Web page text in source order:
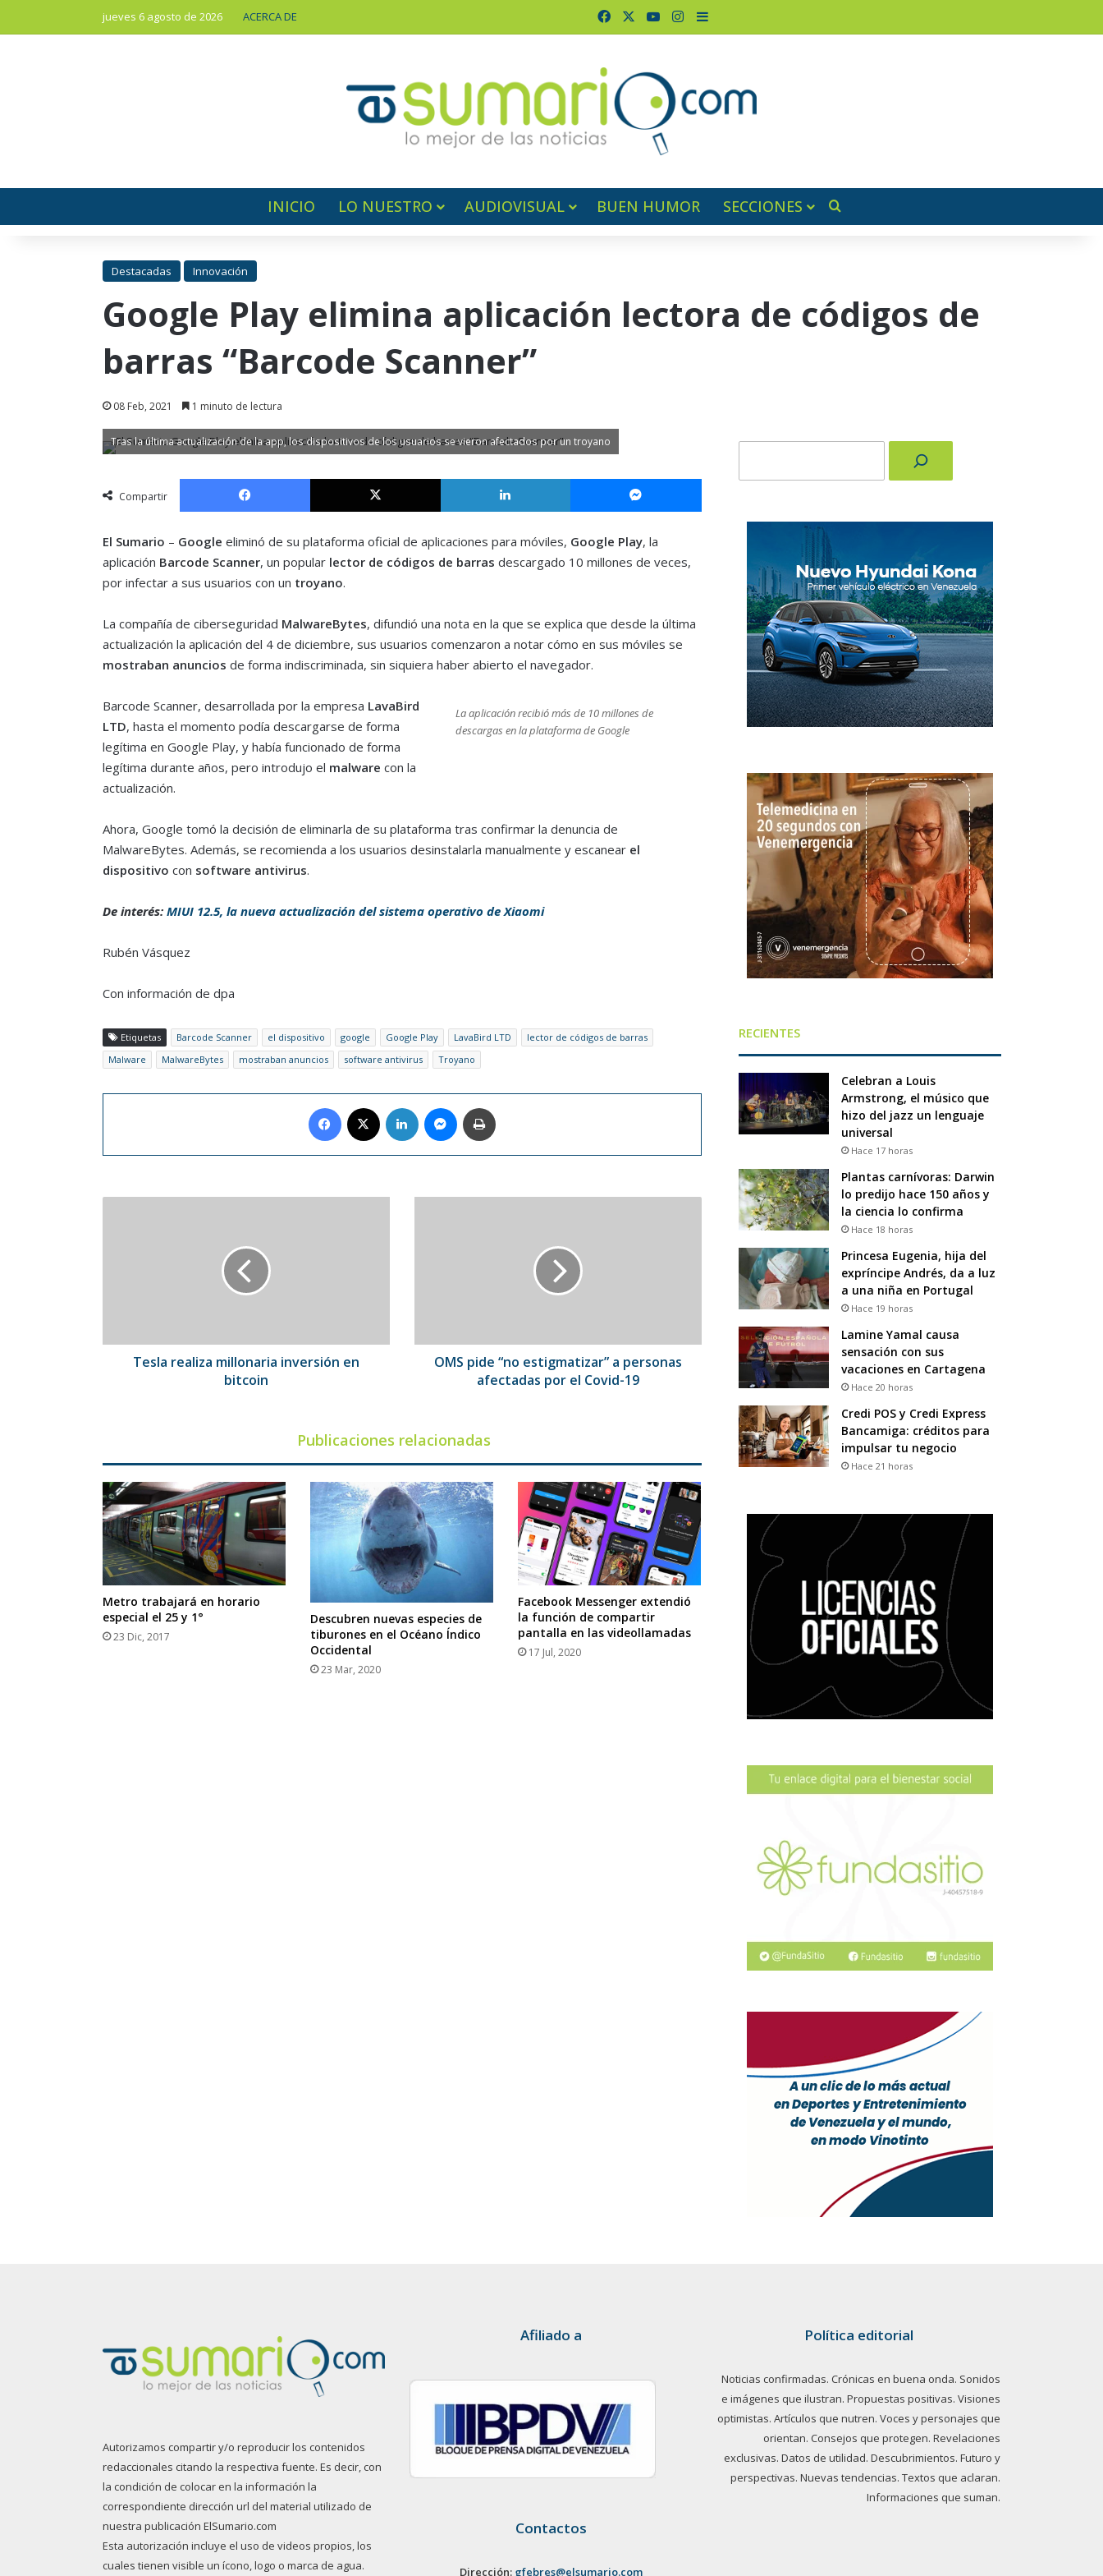
jueves 6 agosto de 2026 ACERCA DE FacebookYouTubeInstagram
Barra lateral
INICIO LO NUESTRO AUDIOVISUAL BUEN HUMOR SECCIONES
Destacadas Innovación
Google Play elimina aplicación lectora de códigos de
barras “Barcode Scanner”
08 Feb, 2021 1 minuto de lectura
Tras la última actualización de la app, los dispositivos de los usuarios se vieron afectados por un troyano
Compartir
Facebook X LinkedIn Messenger
El Sumario – Google eliminó de su plataforma oficial de aplicaciones para móviles, Google Play, la
aplicación Barcode Scanner, un popular lector de códigos de barras descargado 10 millones de veces,
por infectar a sus usuarios con un troyano.
La compañía de ciberseguridad MalwareBytes, difundió una nota en la que se explica que desde la última
actualización la aplicación del 4 de diciembre, sus usuarios comenzaron a notar cómo en sus móviles se
mostraban anuncios de forma indiscriminada, sin siquiera haber abierto el navegador.
La aplicación recibió más de 10 millones de
descargas en la plataforma de Google
Barcode Scanner, desarrollada por la empresa LavaBird
LTD, hasta el momento podía descargarse de forma
legítima en Google Play, y había funcionado de forma
legítima durante años, pero introdujo el malware con la
actualización.
Ahora, Google tomó la decisión de eliminarla de su plataforma tras confirmar la denuncia de
MalwareBytes. Además, se recomienda a los usuarios desinstalarla manualmente y escanear el
dispositivo con software antivirus.
De interés: MIUI 12.5, la nueva actualización del sistema operativo de Xiaomi
Rubén Vásquez
Con información de dpa
Etiquetas Barcode Scanner el dispositivo google Google Play LavaBird LTD
lector de códigos de barras
Malware
MalwareBytes mostraban anuncios software antivirus Troyano
Facebook LinkedIn Messenger
Tesla realiza millonaria inversión en
bitcoin
el
Covid-OMS pide “no estigmatizar” a personas
afectadas por el Covid-19
Publicaciones relacionadas
Metro trabajará en horario
especial el 25 y 1°
23 Dic, 2017
Descubren nuevas especies de
tiburones en el Océano Índico
Occidental
23 Mar, 2020
Facebook Messenger extendió
la función de compartir
pantalla en las videollamadas
17 Jul, 2020
RECIENTES
Celebran a Louis
Armstrong, el músico que
hizo del jazz un lenguaje
universal
Hace 17 horas
Plantas carnívoras: Darwin
lo predijo hace 150 años y
la ciencia lo confirma
Hace 18 horas
Princesa Eugenia, hija del
expríncipe Andrés, da a luz
a una niña en Portugal
Hace 19 horas
Lamine Yamal causa
sensación con sus
vacaciones en Cartagena
Hace 20 horas
Credi POS y Credi Express
Bancamiga: créditos para
impulsar tu negocio
Hace 21 horas
Autorizamos compartir y/o reproducir los contenidos
redaccionales citando la respectiva fuente. Es decir, con
la condición de colocar en la información la
correspondiente dirección url del material utilizado de
nuestra publicación ElSumario.com
Esta autorización incluye el uso de videos propios, los
cuales tienen visible un ícono, logo o marca de agua.
Afiliado a
Contactos
Dirección: gfebres@elsumario.com
Política editorial
Noticias confirmadas. Crónicas en buena onda. Sonidos
e imágenes que ilustran. Propuestas positivas. Visiones
optimistas. Artículos que nutren. Voces y personajes que
orientan. Consejos que protegen. Revelaciones
exclusivas. Datos de utilidad. Descubrimientos. Futuro y
perspectivas. Nuevas tendencias. Textos que aclaran.
Informaciones que suman.